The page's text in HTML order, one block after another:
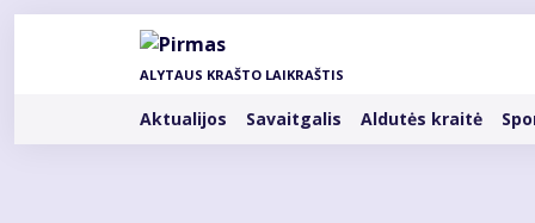
Pereiti
ALYTAUS KRAŠTO LAIKRAŠTIS
Rubrikos
Aktualijos Savaitgalis Aldutės kraitė